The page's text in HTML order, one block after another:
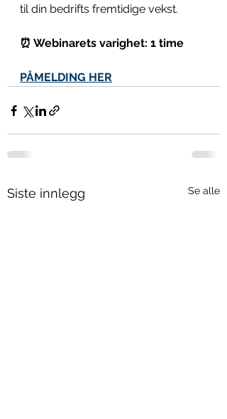
til din bedrifts fremtidige vekst.
⏰ Webinarets varighet: 1 time
PÅMELDING HER
Siste innlegg Se alle